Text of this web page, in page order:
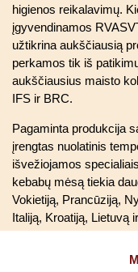
higienos reikalavimų.
įgyvendinamos
užtikrina aukščiausią
perkamos tik iš
aukščiausius maisto
IFS ir BRC.
Pagaminta produkcija
įrengtas nuolatinis
išvežiojamos
kebabų mėsą tiekia
Vokietiją, Prancūziją,
Italiją, Kroatiją, Lietuvą